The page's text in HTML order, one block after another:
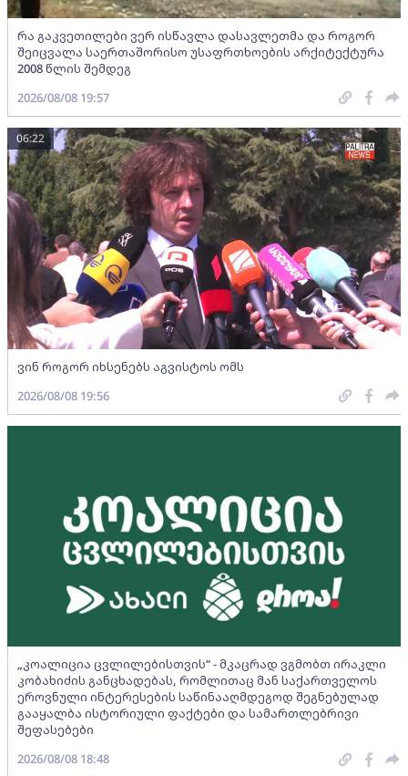
რა გაკვეთილები ვერ ისწავლა დასავლეთმა და როგორ
შეიცვალა საერთაშორისო უსაფრთხოების არქიტექტურა
2008 წლის შემდეგ
2026/08/08 19:57
ვინ როგორ იხსენებს აგვისტოს ომს
06:22
2026/08/08 19:56
„კოალიცია ცვლილებისთვის“ - მკაცრად ვგმობთ ირაკლი
კობახიძის განცხადებას, რომლითაც მან საქართველოს
ეროვნული ინტერესების საწინააღმდეგოდ შეგნებულად
გააყალბა ისტორიული ფაქტები და სამართლებრივი
შეფასებები
2026/08/08 18:48